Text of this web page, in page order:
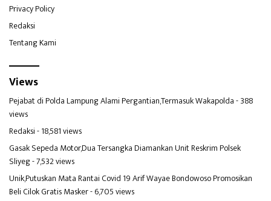
Privacy Policy
Redaksi
Tentang Kami
Views
Pejabat di Polda Lampung Alami Pergantian,Termasuk Wakapolda- 388
views
Redaksi- 18,581 views
Gasak Sepeda Motor,Dua Tersangka Diamankan Unit Reskrim Polsek
Sliyeg- 7,532 views
Unik,Putuskan Mata Rantai Covid 19 Arif Wayae Bondowoso Promosikan
Beli Cilok Gratis Masker- 6,705 views